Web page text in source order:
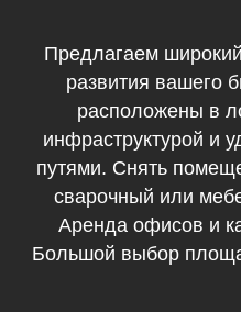
Предлагаем
развития вашего
расположены в
инфраструктурой и
путями. Снять
сварочный или
Аренда офисов и
Большой выбор